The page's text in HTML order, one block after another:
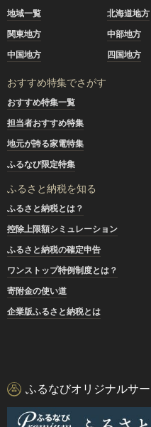
地域一覧 北海道地方
関東地方
中部地方
中国地方
四国地方
おすすめ特集でさがす
おすすめ特集一覧
担当者おすすめ特集
地元が誇る家電特集
ふるなび限定特集
ふるさと納税を知る
ふるさと納税とは？
控除上限額シミュレーション
ふるさと納税の確定申告
ワンストップ特例制度とは？
寄附金の使い道
企業版ふるさと納税とは
ふるなびオリジナルサ